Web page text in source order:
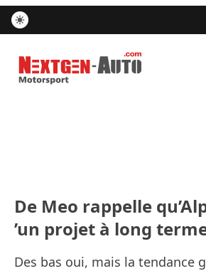
Nextgen-Auto.com
De Meo rappelle
’un projet à long
Des bas oui, mais la tendance